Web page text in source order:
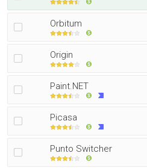
Orbitum
Origin
Paint.NET
Picasa
Punto Switcher